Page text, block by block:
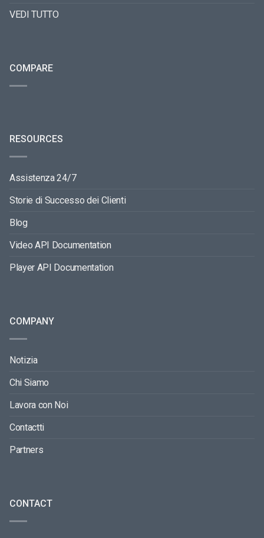
VEDI TUTTO
COMPARE
RESOURCES
Assistenza 24/7
Storie di Successo dei Clienti
Blog
Video API Documentation
Player API Documentation
COMPANY
Notizia
Chi Siamo
Lavora con Noi
Contactti
Partners
CONTACT